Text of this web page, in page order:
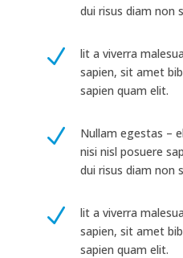
dui risus diam non
N
lit a viverra
sapien, sit amet
sapien quam elit.
N
Nullam egestas –
nisi nisl posuere
dui risus diam non
N
lit a viverra
sapien, sit amet
sapien quam elit.